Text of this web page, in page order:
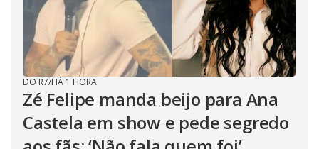
DO R7/HÁ 1 HORA
Zé Felipe manda beijo para Ana
Castela em show e pede segredo